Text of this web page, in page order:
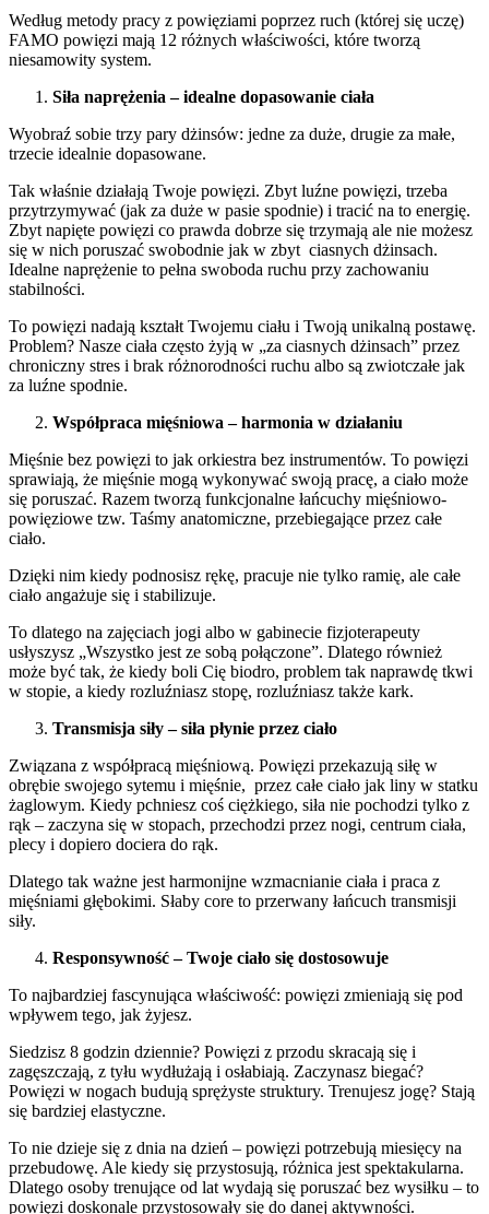
Według metody pracy z powięziami poprzez ruch (której się uczę)
FAMO powięzi mają 12 różnych właściwości, które tworzą
niesamowity system.
Siła naprężenia – idealne dopasowanie ciała
Wyobraź sobie trzy pary dżinsów: jedne za duże, drugie za małe,
trzecie idealnie dopasowane.
Tak właśnie działają Twoje powięzi. Zbyt luźne powięzi, trzeba
przytrzymywać (jak za duże w pasie spodnie) i tracić na to energię.
Zbyt napięte powięzi co prawda dobrze się trzymają ale nie możesz
się w nich poruszać swobodnie jak w zbyt ciasnych dżinsach.
Idealne naprężenie to pełna swoboda ruchu przy zachowaniu
stabilności.
To powięzi nadają kształt Twojemu ciału i Twoją unikalną postawę.
Problem? Nasze ciała często żyją w „za ciasnych dżinsach” przez
chroniczny stres i brak różnorodności ruchu albo są zwiotczałe jak
za luźne spodnie.
Współpraca mięśniowa – harmonia w działaniu
Mięśnie bez powięzi to jak orkiestra bez instrumentów. To powięzi
sprawiają, że mięśnie mogą wykonywać swoją pracę, a ciało może
się poruszać. Razem tworzą funkcjonalne łańcuchy mięśniowo-
powięziowe tzw. Taśmy anatomiczne, przebiegające przez całe
ciało.
Dzięki nim kiedy podnosisz rękę, pracuje nie tylko ramię, ale całe
ciało angażuje się i stabilizuje.
To dlatego na zajęciach jogi albo w gabinecie fizjoterapeuty
usłyszysz „Wszystko jest ze sobą połączone”. Dlatego również
może być tak, że kiedy boli Cię biodro, problem tak naprawdę tkwi
w stopie, a kiedy rozluźniasz stopę, rozluźniasz także kark.
Transmisja siły – siła płynie przez ciało
Związana z współpracą mięśniową. Powięzi przekazują siłę w
obrębie swojego sytemu i mięśnie, przez całe ciało jak liny w statku
żaglowym. Kiedy pchniesz coś ciężkiego, siła nie pochodzi tylko z
rąk – zaczyna się w stopach, przechodzi przez nogi, centrum ciała,
plecy i dopiero dociera do rąk.
Dlatego tak ważne jest harmonijne wzmacnianie ciała i praca z
mięśniami głębokimi. Słaby core to przerwany łańcuch transmisji
siły.
Responsywność – Twoje ciało się dostosowuje
To najbardziej fascynująca właściwość: powięzi zmieniają się pod
wpływem tego, jak żyjesz.
Siedzisz 8 godzin dziennie? Powięzi z przodu skracają się i
zagęszczają, z tyłu wydłużają i osłabiają. Zaczynasz biegać?
Powięzi w nogach budują sprężyste struktury. Trenujesz jogę? Stają
się bardziej elastyczne.
To nie dzieje się z dnia na dzień – powięzi potrzebują miesięcy na
przebudowę. Ale kiedy się przystosują, różnica jest spektakularna.
Dlatego osoby trenujące od lat wydają się poruszać bez wysiłku – to
powięzi doskonale przystosowały się do danej aktywności.